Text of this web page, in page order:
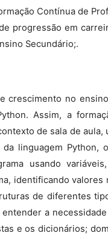
Contínua de
progressão em
Secundário;.
crescimento no
Assim, a
de sala de
linguagem Python,
usando
identificando
de diferentes
a
e os dicionários;